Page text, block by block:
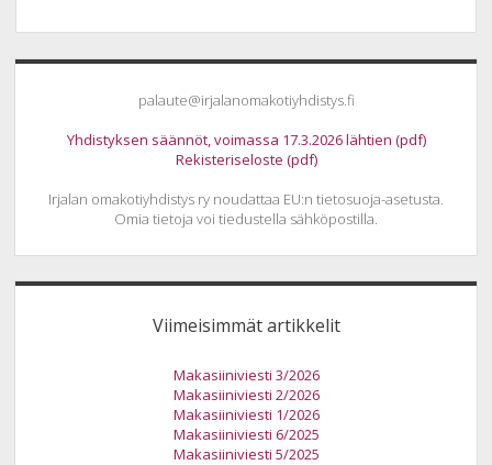
Sidebar
palaute@irjalanomakotiyhdistys.fi
Yhdistyksen säännöt, voimassa 17.3.2026 lähtien (pdf)
Rekisteriseloste (pdf)
Irjalan omakotiyhdistys ry noudattaa EU:n tietosuoja-asetusta.
Omia tietoja voi tiedustella sähköpostilla.
Viimeisimmät artikkelit
Makasiiniviesti 3/2026
Makasiiniviesti 2/2026
Makasiiniviesti 1/2026
Makasiiniviesti 6/2025
Makasiiniviesti 5/2025